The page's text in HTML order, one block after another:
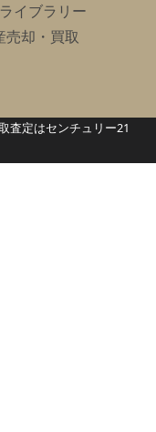
イブラリー
売却・買取
査定はセンチュリー21